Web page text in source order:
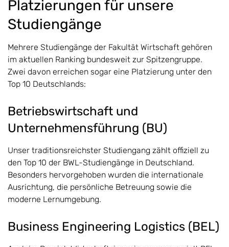
Platzierungen für unsere
Studiengänge
Mehrere Studiengänge der Fakultät Wirtschaft gehören
im aktuellen Ranking bundesweit zur Spitzengruppe.
Zwei davon erreichen sogar eine Platzierung unter den
Top 10 Deutschlands:
Betriebswirtschaft und
Unternehmensführung (BU)
Unser traditionsreichster Studiengang zählt offiziell zu
den Top 10 der BWL-Studiengänge in Deutschland.
Besonders hervorgehoben wurden die internationale
Ausrichtung, die persönliche Betreuung sowie die
moderne Lernumgebung.
Business Engineering Logistics (BEL)